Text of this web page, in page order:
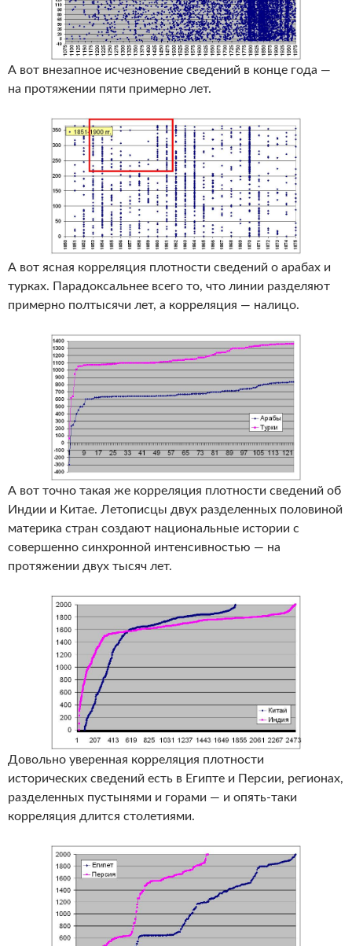
А вот внезапное исчезновение сведений в конце года —
на протяжении пяти примерно лет.
А вот ясная корреляция плотности сведений о арабах и
турках. Парадоксальнее всего то, что линии разделяют
примерно полтысячи лет, а корреляция — налицо.
А вот точно такая же корреляция плотности сведений об
Индии и Китае. Летописцы двух разделенных половиной
материка стран создают национальные истории с
совершенно синхронной интенсивностью — на
протяжении двух тысяч лет.
Довольно уверенная корреляция плотности
исторических сведений есть в Египте и Персии, регионах,
разделенных пустынями и горами — и опять-таки
корреляция длится столетиями.